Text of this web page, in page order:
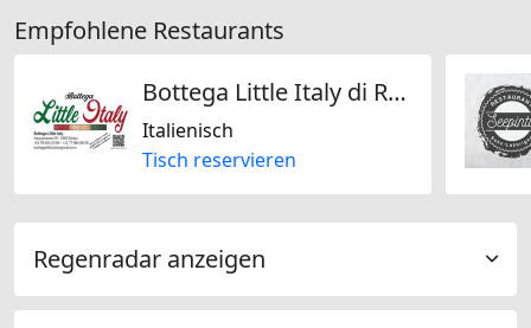
Empfohlene Restaurants
Bottega Little Italy di Raimondi Luca
Italienisch
Tisch reservieren
Regenradar anzeigen